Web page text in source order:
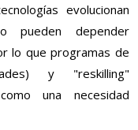
evolucionan
pueden depender
lo que programas de
y "reskilling"
una necesidad